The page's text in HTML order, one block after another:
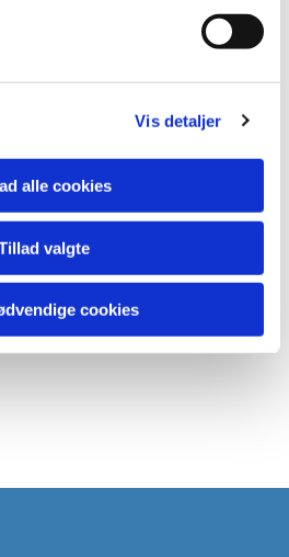
Vis detaljer
alle cookies
valgte
cookies